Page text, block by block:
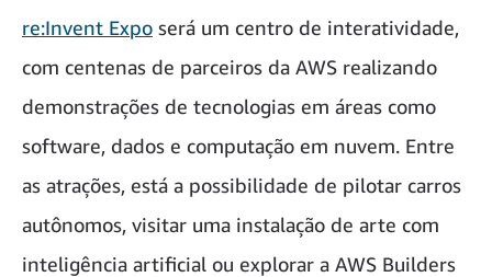
re:Invent Expo será um centro de interatividade,
com centenas de parceiros da AWS realizando
demonstrações de tecnologias em áreas como
software, dados e computação em nuvem. Entre
as atrações, está a possibilidade de pilotar carros
autônomos, visitar uma instalação de arte com
inteligência artificial ou explorar a AWS Builders